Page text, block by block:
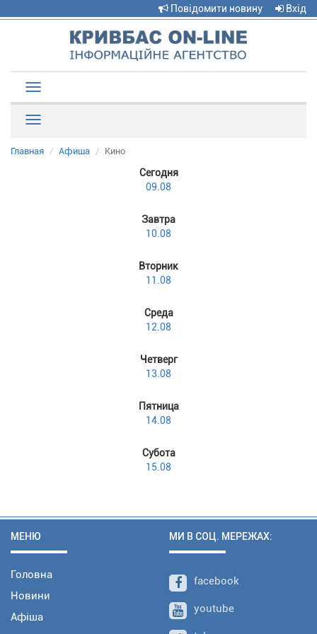
Повідомити новину Вхід
navigation
Главная Афиша Кино
Сегодня
09.08
Завтра
10.08
Вторник
11.08
Среда
12.08
Четверг
13.08
Пятница
14.08
Субота
15.08
МЕНЮ
Головна
Новини
Афіша
МИ В СОЦ. МЕРЕЖАХ:
facebook
youtube